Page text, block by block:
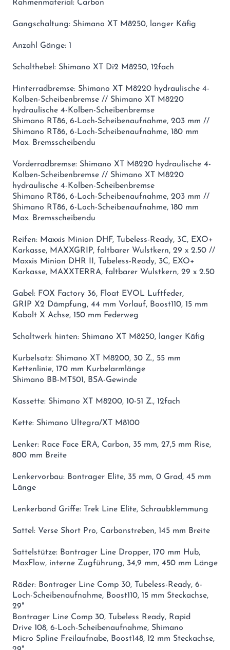
Rahmenmaterial: Carbon
Gangschaltung: Shimano XT M8250, langer Käfig
Anzahl Gänge: 1
Schalthebel: Shimano XT Di2 M8250, 12fach
Hinterradbremse: Shimano XT M8220 hydraulische 4-
Kolben-Scheibenbremse // Shimano XT M8220
hydraulische 4-Kolben-Scheibenbremse
Shimano RT86, 6-Loch-Scheibenaufnahme, 203 mm //
Shimano RT86, 6-Loch-Scheibenaufnahme, 180 mm
Max. Bremsscheibendu
Vorderradbremse: Shimano XT M8220 hydraulische 4-
Kolben-Scheibenbremse // Shimano XT M8220
hydraulische 4-Kolben-Scheibenbremse
Shimano RT86, 6-Loch-Scheibenaufnahme, 203 mm //
Shimano RT86, 6-Loch-Scheibenaufnahme, 180 mm
Max. Bremsscheibendu
Reifen: Maxxis Minion DHF, Tubeless-Ready, 3C, EXO+
Karkasse, MAXXGRIP, faltbarer Wulstkern, 29 x 2.50 //
Maxxis Minion DHR II, Tubeless-Ready, 3C, EXO+
Karkasse, MAXXTERRA, faltbarer Wulstkern, 29 x 2.50
Gabel: FOX Factory 36, Float EVOL Luftfeder,
GRIP X2 Dämpfung, 44 mm Vorlauf, Boost110, 15 mm
Kabolt X Achse, 150 mm Federweg
Schaltwerk hinten: Shimano XT M8250, langer Käfig
Kurbelsatz: Shimano XT M8200, 30 Z., 55 mm
Kettenlinie, 170 mm Kurbelarmlänge
Shimano BB-MT501, BSA-Gewinde
Kassette: Shimano XT M8200, 10-51 Z., 12fach
Kette: Shimano Ultegra/XT M8100
Lenker: Race Face ERA, Carbon, 35 mm, 27,5 mm Rise,
800 mm Breite
Lenkervorbau: Bontrager Elite, 35 mm, 0 Grad, 45 mm
Länge
Lenkerband Griffe: Trek Line Elite, Schraubklemmung
Sattel: Verse Short Pro, Carbonstreben, 145 mm Breite
Sattelstütze: Bontrager Line Dropper, 170 mm Hub,
MaxFlow, interne Zugführung, 34,9 mm, 450 mm Länge
Räder: Bontrager Line Comp 30, Tubeless-Ready, 6-
Loch-Scheibenaufnahme, Boost110, 15 mm Steckachse,
29"
Bontrager Line Comp 30, Tubeless Ready, Rapid
Drive 108, 6-Loch-Scheibenaufnahme, Shimano
Micro Spline Freilaufnabe, Boost148, 12 mm Steckachse,